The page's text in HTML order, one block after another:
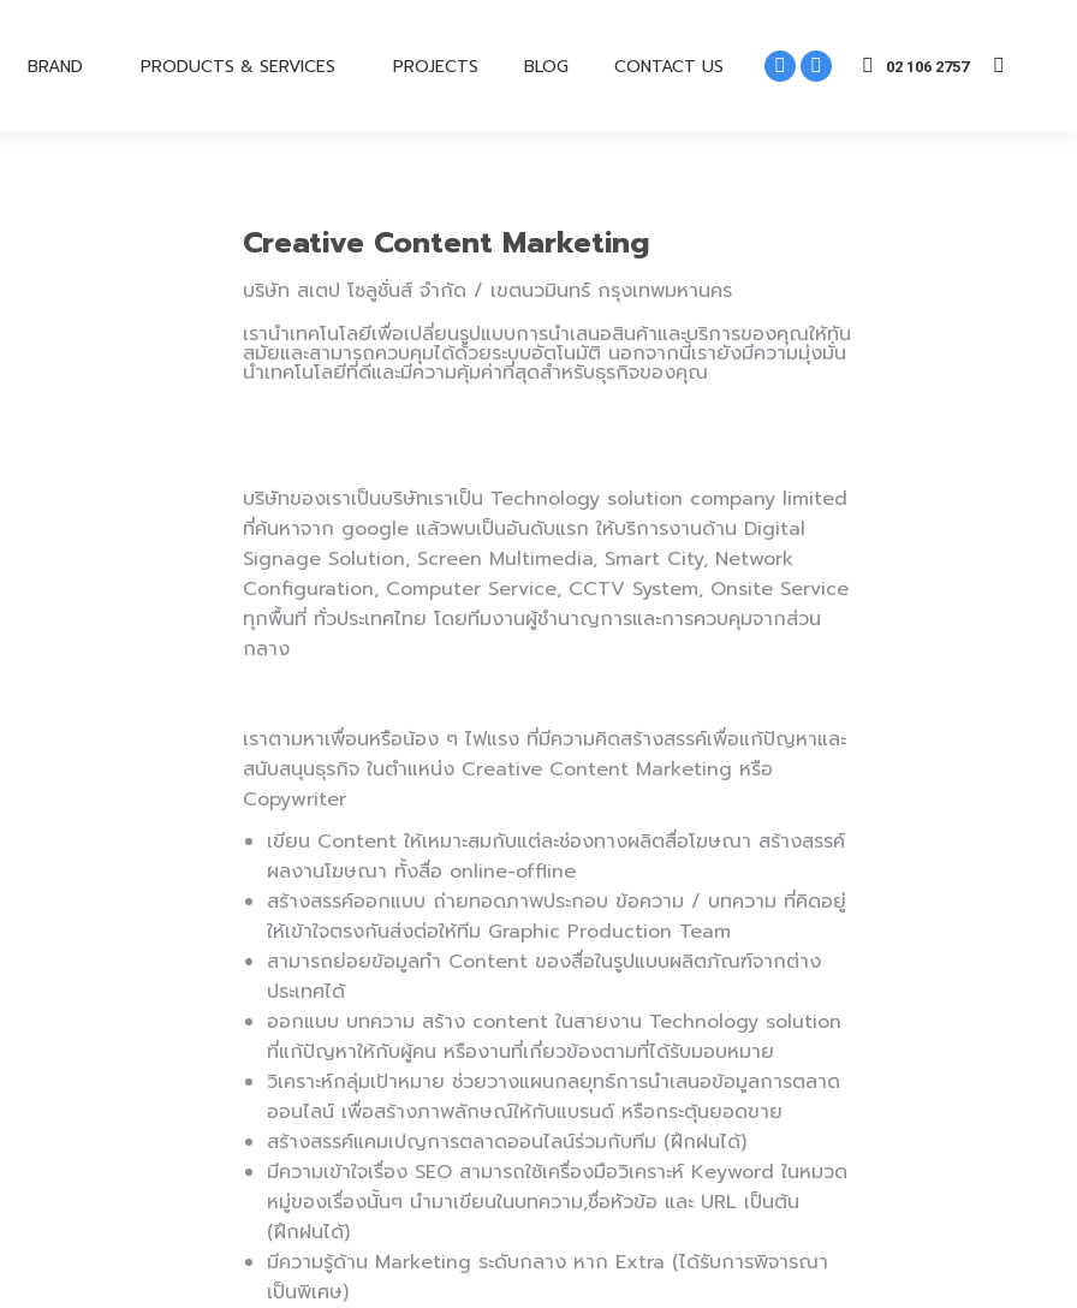
BRAND PRODUCTS & SERVICES PROJECTS BLOG CONTACT US 02 106 2757
Creative Content Marketing
บริษัท สเตป โซลูชั่นส์ จำกัด / เขตนวมินทร์ กรุงเทพมหานคร
เรานำเทคโนโลยีเพื่อเปลี่ยนรูปแบบการนำเสนอสินค้าและบริการของคุณให้ทัน
สมัยและสามารถควบคุมได้ด้วยระบบอัตโนมัติ นอกจากนี้เรายังมีความมุ่งมั่น
นำเทคโนโลยีที่ดีและมีความคุ้มค่าที่สุดสำหรับธุรกิจของคุณ
บริษัทของเราเป็นบริษัทเราเป็น Technology solution company limited
ที่ค้นหาจาก google แล้วพบเป็นอันดับแรก ให้บริการงานด้าน Digital
Signage Solution, Screen Multimedia, Smart City, Network
Configuration, Computer Service, CCTV System, Onsite Service
ทุกพื้นที่ ทั่วประเทศไทย โดยทีมงานผู้ชำนาญการและการควบคุมจากส่วน
กลาง
เราตามหาเพื่อนหรือน้อง ๆ ไฟแรง ที่มีความคิดสร้างสรรค์เพื่อแก้ปัญหาและ
สนับสนุนธุรกิจ ในตำแหน่ง Creative Content Marketing หรือ
Copywriter
เขียน Content ให้เหมาะสมกับแต่ละช่องทางผลิตสื่อโฆษณา สร้างสรรค์
ผลงานโฆษณา ทั้งสื่อ online-offline
สร้างสรรค์ออกแบบ ถ่ายทอดภาพประกอบ ข้อความ / บทความ ที่คิดอยู่
ให้เข้าใจตรงกันส่งต่อให้ทีม Graphic Production Team
สามารถย่อยข้อมูลทำ Content ของสื่อในรูปแบบผลิตภัณฑ์จากต่าง
ประเทศได้
ออกแบบ บทความ สร้าง content ในสายงาน Technology solution
ที่แก้ปัญหาให้กับผู้คน หรืองานที่เกี่ยวข้องตามที่ได้รับมอบหมาย
วิเคราะห์กลุ่มเป้าหมาย ช่วยวางแผนกลยุทธ์การนำเสนอข้อมูลการตลาด
ออนไลน์ เพื่อสร้างภาพลักษณ์ให้กับแบรนด์ หรือกระตุ้นยอดขาย
สร้างสรรค์แคมเปญการตลาดออนไลน์ร่วมกับทีม (ฝึกฝนได้)
มีความเข้าใจเรื่อง SEO สามารถใช้เครื่องมือวิเคราะห์ Keyword ในหมวด
หมู่ของเรื่องนั้นๆ นำมาเขียนในบทความ,ชื่อหัวข้อ และ URL เป็นต้น
(ฝึกฝนได้)
มีความรู้ด้าน Marketing ระดับกลาง หาก Extra (ได้รับการพิจารณา
เป็นพิเศษ)